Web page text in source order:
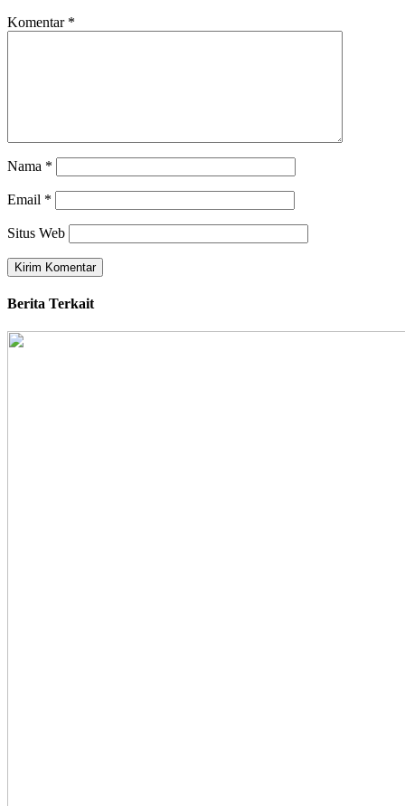
Komentar *
Nama *
Email *
Situs Web
Berita Terkait